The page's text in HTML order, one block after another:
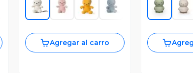
Agregar al carro